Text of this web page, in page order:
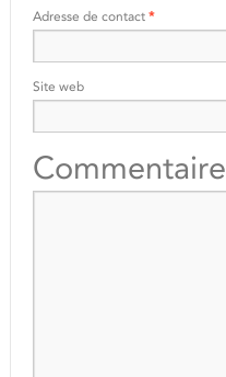
Adresse de contact *
Site web
Commentaire